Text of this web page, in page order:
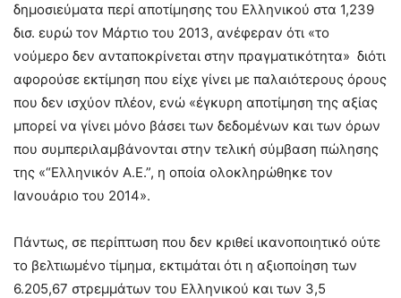
δημοσιεύματα περί αποτίμησης του Ελληνικού στα 1,239
δισ. ευρώ τον Μάρτιο του 2013, ανέφεραν ότι «το
νούμερο δεν ανταποκρίνεται στην πραγματικότητα» διότι
αφορούσε εκτίμηση που είχε γίνει με παλαιότερους όρους
που δεν ισχύον πλέον, ενώ «έγκυρη αποτίμηση της αξίας
μπορεί να γίνει μόνο βάσει των δεδομένων και των όρων
που συμπεριλαμβάνονται στην τελική σύμβαση πώλησης
της «“Ελληνικόν Α.Ε.”, η οποία ολοκληρώθηκε τον
Ιανουάριο του 2014».
Πάντως, σε περίπτωση που δεν κριθεί ικανοποιητικό ούτε
το βελτιωμένο τίμημα, εκτιμάται ότι η αξιοποίηση των
6.205,67 στρεμμάτων του Ελληνικού και των 3,5